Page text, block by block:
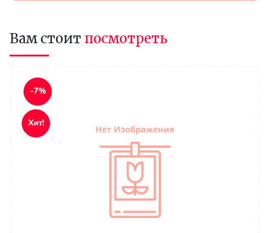
Вам стоит посмотреть
-7%
Хит!